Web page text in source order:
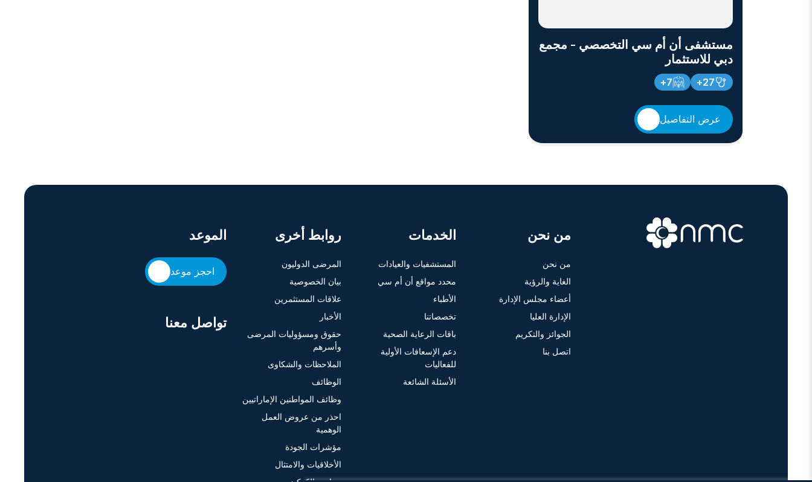
مستشفى أن أم سي التخصصي - مجمع
دبي للاستثمار
27+
7+
عرض التفاصيل
من نحن
من نحن
الغاية والرؤية
أعضاء مجلس الإدارة
الإدارة العليا
الجوائز والتكريم
اتصل بنا
الخدمات
المستشفيات والعيادات
محدد مواقع أن أم سي
الأطباء
تخصصاتنا
باقات الرعاية الصحية
دعم الإسعافات الأولية
للفعاليات
الأسئلة الشائعة
روابط أخرى
المرضى الدوليون
بيان الخصوصية
علاقات المستثمرين
الأخبار
حقوق ومسؤوليات المرضى
وأسرهم
الملاحظات والشكاوى
الوظائف
وظائف المواطنين الإماراتيين
احذر من عروض العمل
الوهمية
مؤشرات الجودة
الأخلاقيات والامتثال
الموعد
احجز موعد
تواصل معنا